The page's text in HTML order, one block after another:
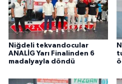
Niğdeli tekvandocular
ANALİG Yarı Finalinden 6
madalyayla döndü